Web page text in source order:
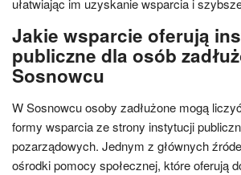
ułatwiając im uzyskanie wsparcia i
Jakie wsparcie oferują
publiczne dla osób
Sosnowcu
W Sosnowcu osoby zadłużone mogą
formy wsparcia ze strony instytucji
pozarządowych. Jednym z głównych
ośrodki pomocy społecznej, które oferują